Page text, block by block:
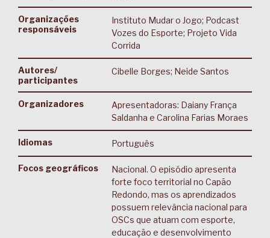
Organizações
responsáveis
Instituto Mudar o Jogo; Podcast
Vozes do Esporte; Projeto Vida
Corrida
Autores/
participantes
Cibelle Borges; Neide Santos
Organizadores
Apresentadoras: Daiany França
Saldanha e Carolina Farias Moraes
Idiomas Português
Focos geográficos
Nacional. O episódio apresenta
forte foco territorial no Capão
Redondo, mas os aprendizados
possuem relevância nacional para
OSCs que atuam com esporte,
educação e desenvolvimento